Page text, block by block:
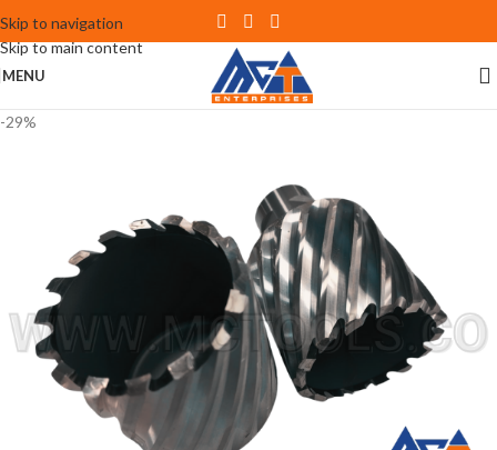
Skip to navigation
Skip to main content
MENU
-29%